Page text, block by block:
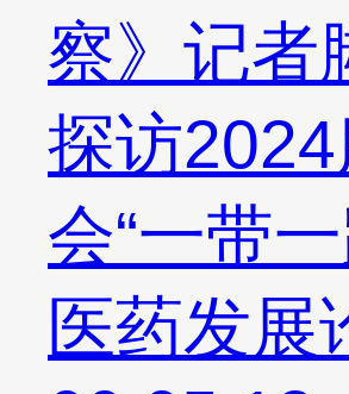
察》记者
探访
会“一带
医药发展